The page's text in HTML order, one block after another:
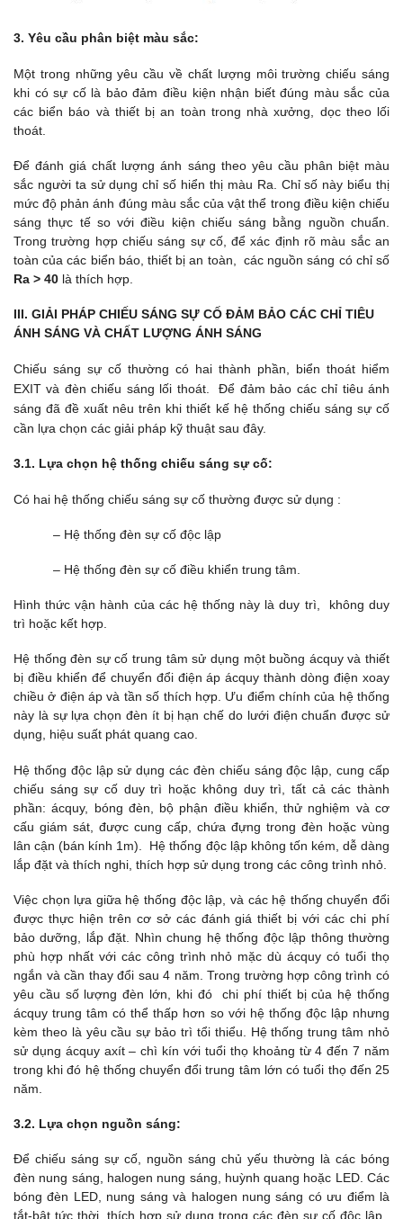
3. Yêu cầu phân biệt màu sắc:
Một trong những yêu cầu về chất lượng môi trường chiếu sáng
khi có sự cố là bảo đảm điều kiện nhận biết đúng màu sắc của
các biển báo và thiết bị an toàn trong nhà xưởng, dọc theo lối
thoát.
Để đánh giá chất lượng ánh sáng theo yêu cầu phân biệt màu
sắc người ta sử dụng chỉ số hiển thị màu Ra. Chỉ số này biểu thị
mức độ phản ánh đúng màu sắc của vật thể trong điều kiện chiếu
sáng thực tế so với điều kiện chiếu sáng bằng nguồn chuẩn.
Trong trường hợp chiếu sáng sự cố, để xác định rõ màu sắc an
toàn của các biển báo, thiết bị an toàn, các nguồn sáng có chỉ số
Ra > 40 là thích hợp.
III. GIẢI PHÁP CHIẾU SÁNG SỰ CỐ ĐẢM BẢO CÁC CHỈ TIÊU
ÁNH SÁNG VÀ CHẤT LƯỢNG ÁNH SÁNG
Chiếu sáng sự cố thường có hai thành phần, biển thoát hiểm
EXIT và đèn chiếu sáng lối thoát. Để đảm bảo các chỉ tiêu ánh
sáng đã đề xuất nêu trên khi thiết kế hệ thống chiếu sáng sự cố
cần lựa chọn các giải pháp kỹ thuật sau đây.
3.1. Lựa chọn hệ thống chiếu sáng sự cố:
Có hai hệ thống chiếu sáng sự cố thường được sử dụng :
– Hệ thống đèn sự cố độc lập
– Hệ thống đèn sự cố điều khiển trung tâm.
Hình thức vận hành của các hệ thống này là duy trì, không duy
trì hoặc kết hợp.
Hệ thống đèn sự cố trung tâm sử dụng một buồng ácquy và thiết
bị điều khiển để chuyển đổi điện áp ácquy thành dòng điện xoay
chiều ở điện áp và tần số thích hợp. Ưu điểm chính của hệ thống
này là sự lựa chọn đèn ít bị hạn chế do lưới điện chuẩn được sử
dụng, hiệu suất phát quang cao.
Hệ thống độc lập sử dụng các đèn chiếu sáng độc lập, cung cấp
chiếu sáng sự cố duy trì hoặc không duy trì, tất cả các thành
phần: ácquy, bóng đèn, bộ phận điều khiển, thử nghiệm và cơ
cấu giám sát, được cung cấp, chứa đựng trong đèn hoặc vùng
lân cận (bán kính 1m). Hệ thống độc lập không tốn kém, dễ dàng
lắp đặt và thích nghi, thích hợp sử dụng trong các công trình nhỏ.
Việc chọn lựa giữa hệ thống độc lập, và các hệ thống chuyển đổi
được thực hiện trên cơ sở các đánh giá thiết bị với các chi phí
bảo dưỡng, lắp đặt. Nhìn chung hệ thống độc lập thông thường
phù hợp nhất với các công trình nhỏ mặc dù ácquy có tuổi thọ
ngắn và cần thay đổi sau 4 năm. Trong trường hợp công trình có
yêu cầu số lượng đèn lớn, khi đó chi phí thiết bị của hệ thống
ácquy trung tâm có thể thấp hơn so với hệ thống độc lập nhưng
kèm theo là yêu cầu sự bảo trì tổi thiểu. Hệ thống trung tâm nhỏ
sử dụng ácquy axít – chì kín với tuổi thọ khoảng từ 4 đến 7 năm
trong khi đó hệ thống chuyển đổi trung tâm lớn có tuổi thọ đến 25
năm.
3.2. Lựa chọn nguồn sáng:
Để chiếu sáng sự cố, nguồn sáng chủ yếu thường là các bóng
đèn nung sáng, halogen nung sáng, huỳnh quang hoặc LED. Các
bóng đèn LED, nung sáng và halogen nung sáng có ưu điểm là
tắt-bật tức thời, thích hợp sử dụng trong các đèn sự cố độc lập,